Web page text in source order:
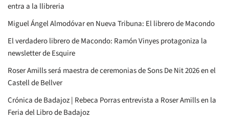
entra a la llibreria
Miguel Ángel Almodóvar en Nueva Tribuna: El librero de Macondo
El verdadero librero de Macondo: Ramón Vinyes protagoniza la
newsletter de Esquire
Roser Amills será maestra de ceremonias de Sons De Nit 2026 en el
Castell de Bellver
Crónica de Badajoz | Rebeca Porras entrevista a Roser Amills en la
Feria del Libro de Badajoz